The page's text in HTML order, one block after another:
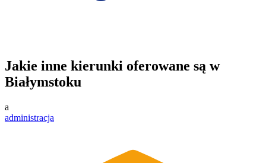
Jakie inne kierunki oferowane są w
Białymstoku
a
administracja